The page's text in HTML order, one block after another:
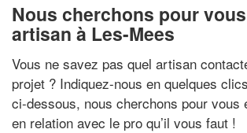
Nous cherchons pour
artisan à Les-Mees
Vous ne savez pas quel artisan
projet ? Indiquez-nous en quelques
ci-dessous, nous cherchons pour vous
en relation avec le pro qu’il vous faut !